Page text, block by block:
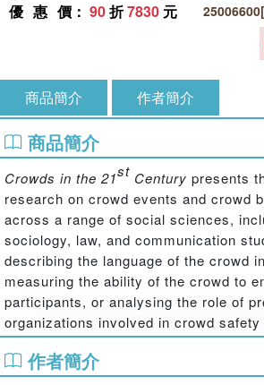
優惠價 ： 90折7830 元
商品簡介 作者簡介
商品簡介
Crowds in the 21st Century presents
research on crowd events and crowd
across a range of social sciences,
sociology, law, and communication
describing the language of the crowd
measuring the ability of the crowd to
participants, or analysing the role of
organizations involved in crowd
the contributions in this volume are
commitment to a social scientific level
作者簡介